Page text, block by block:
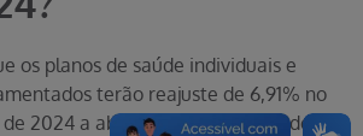
os planos de saúde individuais e
terão reajuste de 6,91% no
2024 a abril de 2025, a partir do